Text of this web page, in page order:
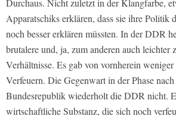
Durchaus. Nicht zuletzt in der Klangfarbe,
Apparatschiks erklären, dass sie ihre Politik
noch besser erklären müssten. In der DDR
brutalere und, ja, zum anderen auch leichter
Verhältnisse. Es gab von vornherein
Verfeuern. Die Gegenwart in der Phase
Bundesrepublik wiederholt die DDR nicht.
wirtschaftliche Substanz, die sich noch